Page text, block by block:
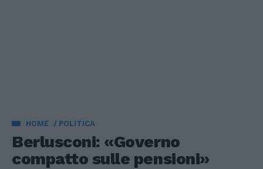
HOME POLITICA
Berlusconi: «Governo
compatto sulle pensioni»